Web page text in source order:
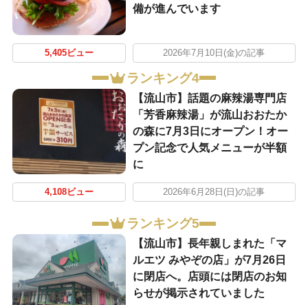
備が進んでいます
5,405ビュー 2026年7月10日(金)の記事
ランキング4
【流山市】話題の麻辣湯専門店
「芳香麻辣湯」が流山おおたか
の森に7月3日にオープン！オー
プン記念で人気メニューが半額
に
4,108ビュー 2026年6月28日(日)の記事
ランキング5
【流山市】長年親しまれた「マ
ルエツ みやぞの店」が7月26日
に閉店へ。店頭には閉店のお知
らせが掲示されていました